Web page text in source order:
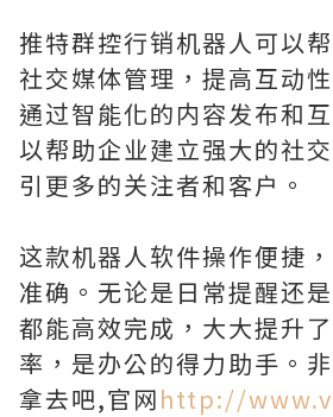
推特群控行销机器人可以
社交媒体管理，提高互动
通过智能化的内容发布和
以帮助企业建立强大的社
引更多的关注者和客户。
这款机器人软件操作便捷
准确。无论是日常提醒还
都能高效完成，大大提升
率，是办公的得力助手。
拿去吧,官网http://